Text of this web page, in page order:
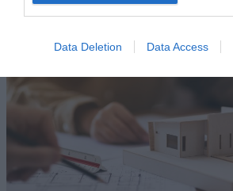
Data Deletion Data Access